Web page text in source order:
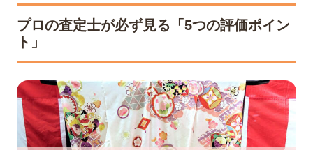
プロの査定士が必ず見る「5つの評価ポイン
ト」